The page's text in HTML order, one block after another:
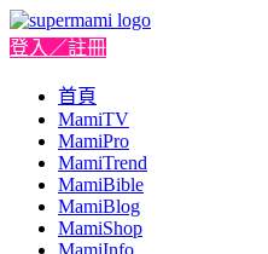
登入／註冊
首頁
MamiTV
MamiPro
MamiTrend
MamiBible
MamiBlog
MamiShop
MamiInfo